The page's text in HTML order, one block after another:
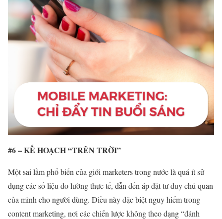
#6 – KẾ HOẠCH “TRÊN TRỜI”
Một sai lầm phổ biến của giới marketers trong nước là quá ít sử
dụng các số liệu đo lường thực tế, dẫn đến áp đặt tư duy chủ quan
của mình cho người dùng. Điều này đặc biệt nguy hiểm trong
content marketing, nơi các chiến lược không theo dạng “đánh